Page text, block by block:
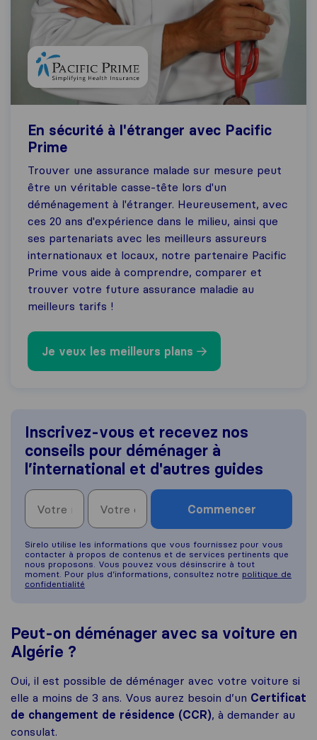
En sécurité à l'étranger avec Pacific
Prime
Trouver une assurance malade sur mesure peut
être un véritable casse-tête lors d'un
déménagement à l'étranger. Heureusement, avec
ces 20 ans d'expérience dans le milieu, ainsi que
ses partenariats avec les meilleurs assureurs
internationaux et locaux, notre partenaire Pacific
Prime vous aide à comprendre, comparer et
trouver votre future assurance maladie au
meilleurs tarifs !
Je veux les meilleurs plans
Inscrivez-vous et recevez nos
conseils pour déménager à
l’international et d'autres guides
Commencer
Sirelo utilise les informations que vous fournissez pour vous
contacter à propos de contenus et de services pertinents que
nous proposons. Vous pouvez vous désinscrire à tout
moment. Pour plus d’informations, consultez notre politique de
confidentialité
Peut-on déménager avec sa voiture en
Algérie ?
Oui, il est possible de déménager avec votre voiture si
elle a moins de 3 ans. Vous aurez besoin d’un Certificat
de changement de résidence (CCR), à demander au
consulat.